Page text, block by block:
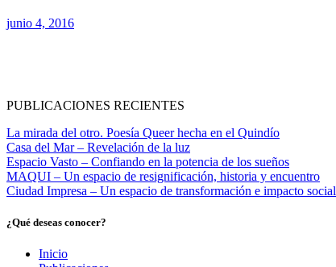
junio 4, 2016
PUBLICACIONES RECIENTES
La mirada del otro. Poesía Queer hecha en el Quindío
Casa del Mar – Revelación de la luz
Espacio Vasto – Confiando en la potencia de los sueños
MAQUI – Un espacio de resignificación, historia y encuentro
Ciudad Impresa – Un espacio de transformación e impacto social
¿Qué deseas conocer?
Inicio